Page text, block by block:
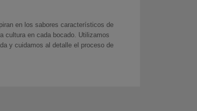
en los sabores característicos de
cultura en cada bocado. Utilizamos
y cuidamos al detalle el proceso de